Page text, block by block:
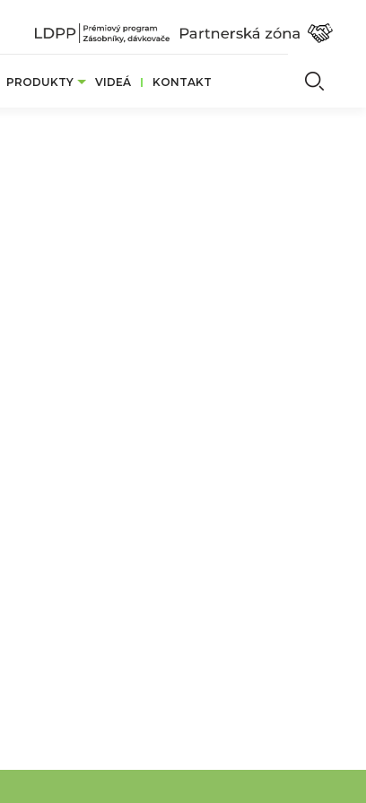
PRODUKTY VIDEÁ KONTAKT